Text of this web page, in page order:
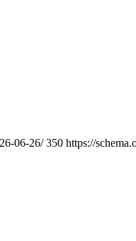
06-26/ 350 https://